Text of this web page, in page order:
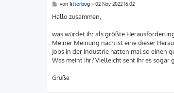
B
i
t
a
g
von Jitterbug» 02 Nov 2022 16:02
Hallo zusammen,
was würdet ihr als größte
Meiner Meinung nach ist eine dieser
Jobs in der Industrie hatten mal so einen
Was meint ihr? Vielleicht seht ihr es sogar
Grüße